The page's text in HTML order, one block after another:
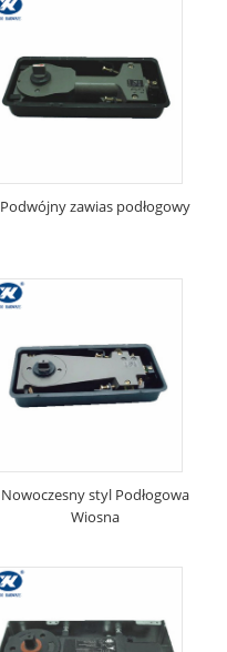
Podwójny zawias podłogowy
Nowoczesny styl Podłogowa
Wiosna